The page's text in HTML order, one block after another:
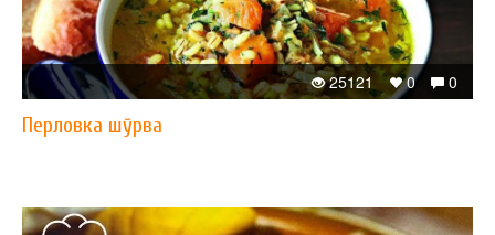
0
0
25121
Перловка шўрва